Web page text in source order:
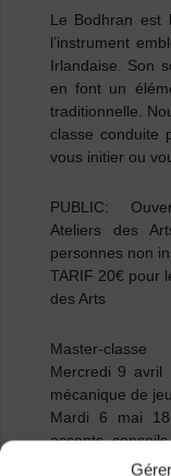
Le Bodhran est
l’instrument
Irlandaise. Son
en font un
traditionnelle.
classe conduite
vous initier ou
PUBLIC:
Ateliers des
personnes non
TARIF 20€ pour
des Arts
Master-classe
Mercredi 9 avril
mécanique de
Mardi 6 mai
accents, conseils
Mardi 10 juin